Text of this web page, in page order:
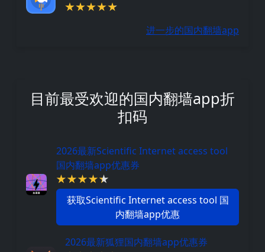
进一步的国内翻墙app
目前最受欢迎的国内翻墙app折
扣码
2026最新Scientific Internet access tool
国内翻墙app优惠券
获取Scientific Internet access tool 国
内翻墙app优惠
2026最新狐狸国内翻墙app优惠券